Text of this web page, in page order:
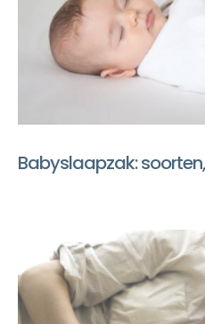
Babyslaapzak: